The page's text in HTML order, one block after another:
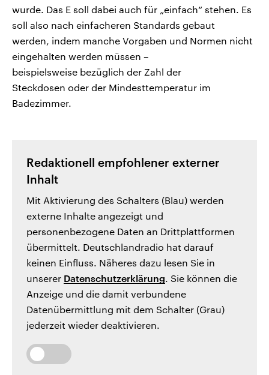
wurde. Das E soll dabei auch für „einfach“ stehen. Es
soll also nach einfacheren Standards gebaut
werden, indem manche Vorgaben und Normen nicht
eingehalten werden müssen –
beispielsweise bezüglich der Zahl der
Steckdosen oder der Mindesttemperatur im
Badezimmer.
Redaktionell empfohlener externer
Inhalt
Mit Aktivierung des Schalters (Blau) werden
externe Inhalte angezeigt und
personenbezogene Daten an Drittplattformen
übermittelt. Deutschlandradio hat darauf
keinen Einfluss. Näheres dazu lesen Sie in
unserer Datenschutzerklärung. Sie können die
Anzeige und die damit verbundene
Datenübermittlung mit dem Schalter (Grau)
jederzeit wieder deaktivieren.